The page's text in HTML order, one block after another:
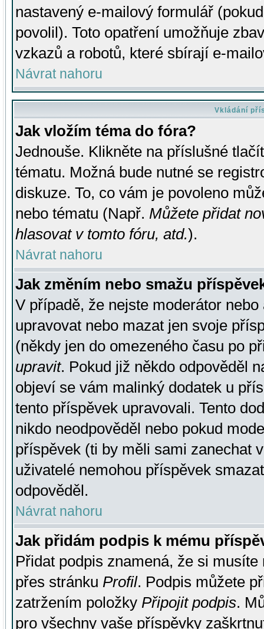
nastavený e-mailový formulář
povolil). Toto opatření umožňuje
vzkazů a robotů, které sbírají e-
Návrat nahoru
Vkládání
Jak vložím téma do fóra?
Jednouše. Klikněte na příslušné
tématu. Možná bude nutné se
diskuze. To, co vám je povoleno
nebo tématu (Např. Můžete přidat
hlasovat v tomto fóru, atd.).
Návrat nahoru
Jak změním nebo smažu
V případě, že nejste moderátor
upravovat nebo mazat jen svoje
(někdy jen do omezeného času po
upravit. Pokud již někdo odpověděl
objeví se vám malinký dodatek u
tento příspěvek upravovali. Tento
nikdo neodpověděl nebo pokud
příspěvek (ti by měli sami zanechat
uživatelé nemohou příspěvek
odpověděl.
Návrat nahoru
Jak přidám podpis k mému
Přidat podpis znamená, že si
přes stránku Profil. Podpis můžete
zatržením položky Připojit podpis.
pro všechny vaše příspěvky